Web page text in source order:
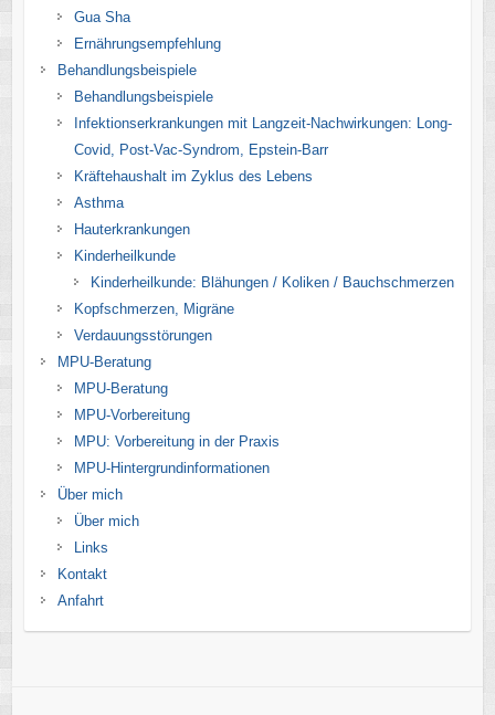
Gua Sha
Ernährungsempfehlung
Behandlungsbeispiele
Behandlungsbeispiele
Infektionserkrankungen mit Langzeit-Nachwirkungen: Long-
Covid, Post-Vac-Syndrom, Epstein-Barr
Kräftehaushalt im Zyklus des Lebens
Asthma
Hauterkrankungen
Kinderheilkunde
Kinderheilkunde: Blähungen / Koliken / Bauchschmerzen
Kopfschmerzen, Migräne
Verdauungsstörungen
MPU-Beratung
MPU-Beratung
MPU-Vorbereitung
MPU: Vorbereitung in der Praxis
MPU-Hintergrundinformationen
Über mich
Über mich
Links
Kontakt
Anfahrt